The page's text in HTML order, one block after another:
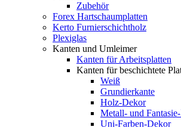
Zubehör
Forex Hartschaumplatten
Kerto Furnierschichtholz
Plexiglas
Kanten und Umleimer
Kanten für Arbeitsplatten
Kanten für beschichtete
Weiß
Grundierkante
Holz-Dekor
Metall- und
Uni-Farben-Dekor